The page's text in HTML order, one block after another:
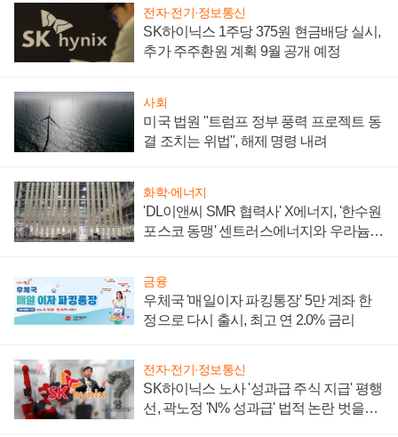
전자·전기·정보통신
SK하이닉스 1주당 375원 현금배당 실시,
추가 주주환원 계획 9월 공개 예정
사회
미국 법원 "트럼프 정부 풍력 프로젝트 동
결 조치는 위법", 해제 명령 내려
화학·에너지
'DL이앤씨 SMR 협력사' X에너지, '한수원
포스코 동맹' 센트러스에너지와 우라늄
금융
우체국 '매일이자 파킹통장' 5만 계좌 한
정으로 다시 출시, 최고 연 2.0% 금리
전자·전기·정보통신
SK하이닉스 노사 '성과급 주식 지급' 평행
선, 곽노정 'N% 성과급' 법적 논란 벗을지